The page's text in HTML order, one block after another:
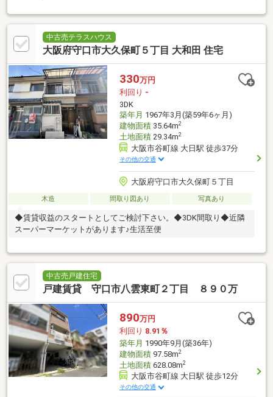
中古売テラスハウス
大阪府守口市大久保町５丁目 大和田 住宅
330万円
利回り -
3DK
築年月 1967年3月(築59年6ヶ月)
建物面積35.64m2
土地面積29.34m2
大阪市谷町線 大日駅 徒歩37分
その他の交通
大阪府守口市大久保町５丁目
木造 間取り図あり 写真あり
◆賃貸収益のスタートとしてご検討下さい。◆3DK間取り◆近隣
スーパーマーケットがあります♪生活至便
中古売戸建住宅
戸建賃貸 守口市八雲東町２丁目 ８９０万
890万円
利回り 8.91％
築年月 1990年9月(築36年)
建物面積97.58m2
土地面積628.08m2
大阪市谷町線 大日駅 徒歩12分
その他の交通